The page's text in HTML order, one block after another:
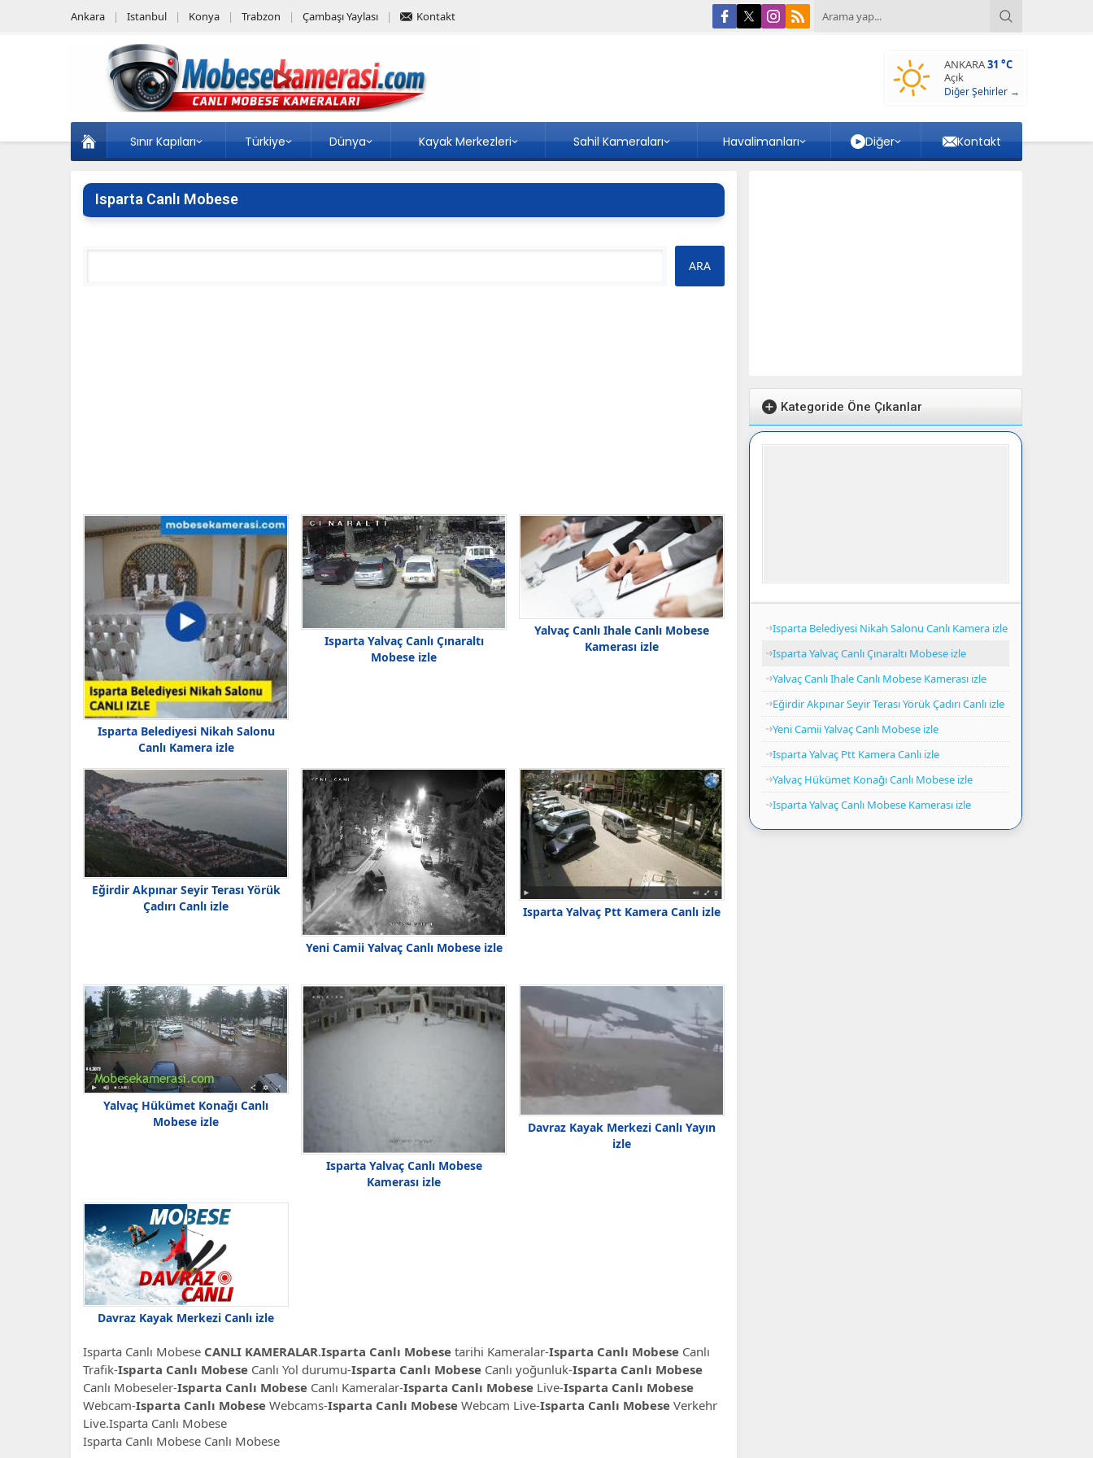
Ankara Istanbul Konya Trabzon Çambaşı Yaylası Kontakt
ANKARA31 °C
Açık
Diğer Şehirler →
Sınır Kapıları Türkiye Dünya Kayak Merkezleri Sahil Kameraları Havalimanları Diğer Kontakt
Isparta Canlı Mobese
Isparta Belediyesi Nikah Salonu
Canlı Kamera izle
Isparta Yalvaç Canlı Çınaraltı
Mobese izle
Yalvaç Canlı Ihale Canlı Mobese
Kamerası izle
Eğirdir Akpınar Seyir Terası Yörük
Çadırı Canlı izle
Yeni Camii Yalvaç Canlı Mobese izle
Isparta Yalvaç Ptt Kamera Canlı izle
Yalvaç Hükümet Konağı Canlı
Mobese izle
Isparta Yalvaç Canlı Mobese
Kamerası izle
Davraz Kayak Merkezi Canlı Yayın
izle
Davraz Kayak Merkezi Canlı izle
Isparta Canlı Mobese CANLI KAMERALAR.Isparta Canlı Mobese tarihi Kameralar-Isparta Canlı Mobese Canlı
Trafik-Isparta Canlı Mobese Canlı Yol durumu-Isparta Canlı Mobese Canlı yoğunluk-Isparta Canlı Mobese
Canlı Mobeseler-Isparta Canlı Mobese Canlı Kameralar-Isparta Canlı Mobese Live-Isparta Canlı Mobese
Webcam-Isparta Canlı Mobese Webcams-Isparta Canlı Mobese Webcam Live-Isparta Canlı Mobese Verkehr
Live.Isparta Canlı Mobese
Isparta Canlı Mobese Canlı Mobese
Kategoride Öne Çıkanlar
Isparta Belediyesi Nikah Salonu Canlı Kamera izle
Isparta Yalvaç Canlı Çınaraltı Mobese izle
Yalvaç Canlı Ihale Canlı Mobese Kamerası izle
Eğirdir Akpınar Seyir Terası Yörük Çadırı Canlı izle
Yeni Camii Yalvaç Canlı Mobese izle
Isparta Yalvaç Ptt Kamera Canlı izle
Yalvaç Hükümet Konağı Canlı Mobese izle
Isparta Yalvaç Canlı Mobese Kamerası izle